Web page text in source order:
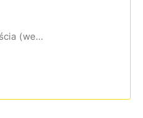
Backrooms. Bez wyjścia (wersja rozszerzona)